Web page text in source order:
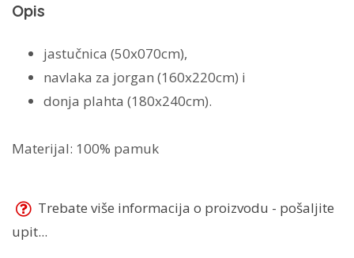
Opis
jastučnica (50x070cm),
navlaka za jorgan (160x220cm) i
donja plahta (180x240cm).
Materijal: 100% pamuk
Trebate više informacija o proizvodu - pošaljite
upit...